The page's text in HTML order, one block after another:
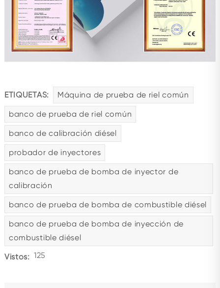
ETIQUETAS: Máquina de prueba de riel común
banco de prueba de riel común
banco de calibración diésel
probador de inyectores
banco de prueba de bomba de inyector de
calibración
banco de prueba de bomba de combustible diésel
banco de prueba de bomba de inyección de
combustible diésel
Vistos: 125